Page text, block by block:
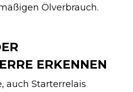
Ölverbrauch.
ERKENNEN
auch Starterrelais